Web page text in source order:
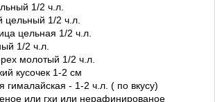
1/2 ч.л.
цельный 1/2 ч.л.
цельная 1/2 ч.л.
1/2 ч.л.
молотый 1/2 ч.л.
кусочек 1-2 см
гималайская - 1-2 ч.л. ( по вкусу)
или гхи или нерафинированое